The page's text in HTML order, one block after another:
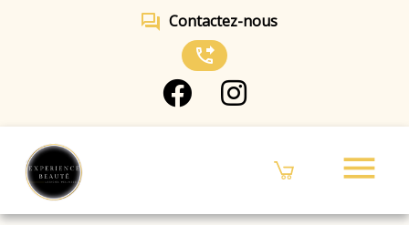
forum Contactez-nous
phone_forwarded
menu